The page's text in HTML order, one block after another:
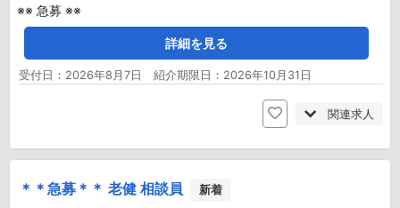
※※ 急募 ※※
詳細を見る
受付日：2026年8月7日 紹介期限日：2026年10月31日
関連求人
＊＊急募＊＊ 老健 相談員 新着